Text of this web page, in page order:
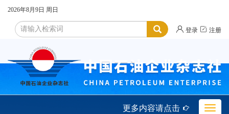
2026年8月9日 周日
 登录  注册
Toggle
更多内容请点击 